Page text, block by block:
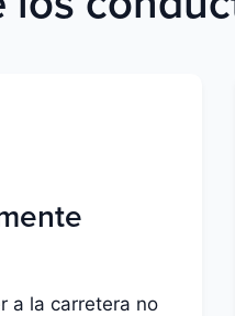
a la carretera no